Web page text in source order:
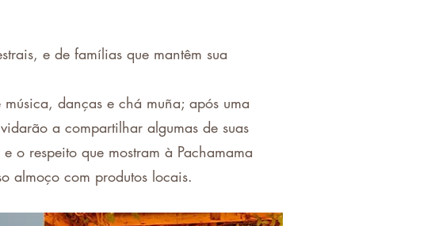
e de famílias que mantêm sua
danças e chá muña; após uma
a compartilhar algumas de suas
respeito que mostram à Pachamama
almoço com produtos locais.